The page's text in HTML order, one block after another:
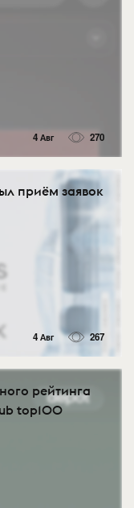
4 Авг 270
приём заявок
4 Авг 267
рейтинга
top100